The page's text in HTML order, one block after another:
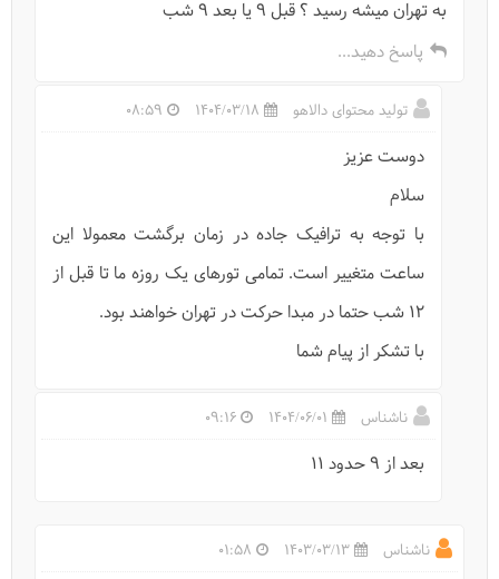
به تهران میشه رسید ؟ قبل ۹ یا بعد ۹ شب
پاسخ دهید...
تولید محتوای دالاهو 1404/03/18
08:59
دوست عزیز
سلام
با توجه به ترافیک جاده در زمان برگشت معمولا این
ساعت متغییر است. تمامی تورهای یک روزه ما تا قبل از
12 شب حتما در مبدا حرکت در تهران خواهند بود.
با تشکر از پیام شما
ناشناس 1404/06/01
09:16
بعد از ۹ حدود ۱۱
ناشناس 1403/03/13
01:58